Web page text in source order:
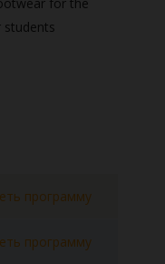
программу
программу